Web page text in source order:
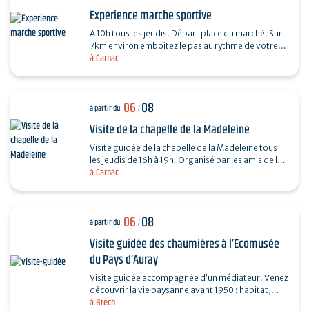
à Carnac
Expérience marche sportive
A 10h tous les jeudis. Départ place du marché. Sur
7km environ emboitez le pas au rythme de votre
coach sportif (6km environs) . La marche sportive
à Carnac
à partir du 06/08
Visite de la chapelle de la Madeleine
Visite guidée de la chapelle de la Madeleine tous
les jeudis de 16h à 19h. Organisé par les amis de la
à Brech
à partir du 06/08
Visite guidée des chaumières à l’Ecomusée
du Pays d’Auray
Visite guidée accompagnée d’un médiateur. Venez
découvrir la vie paysanne avant 1950 : habitat,
agriculture, paysage, savoir-faire… et enrichir…